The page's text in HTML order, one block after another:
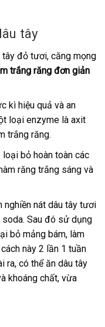
tây
đỏ tươi, căng mọng
trắng răng đơn giản
kì hiệu quả và an
loại enzyme là axit
trắng răng.
bỏ hoàn toàn các
răng trắng sáng và
nghiền nát dâu tây tươi
Sau đó sử dụng
bỏ mảng bám, làm
này 2 lần 1 tuần
ra, có thể ăn dâu tây
khoáng chất, vừa